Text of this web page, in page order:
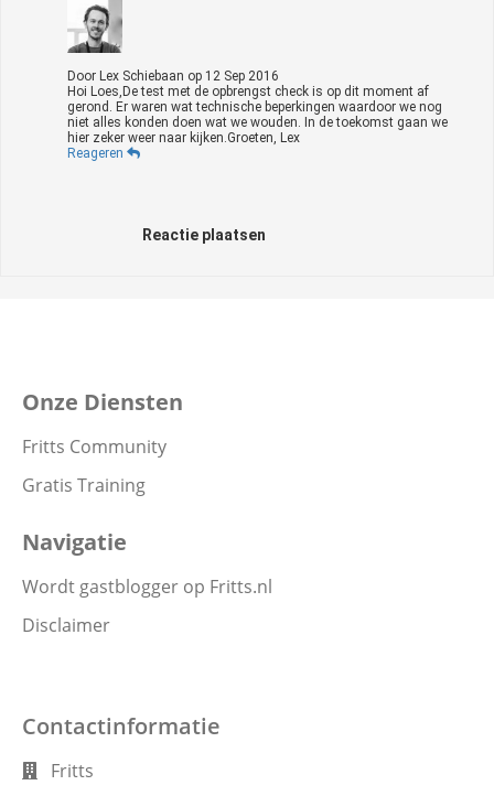
Door Lex Schiebaan op 12 Sep 2016
Hoi Loes,De test met de opbrengst check is op dit moment af
gerond. Er waren wat technische beperkingen waardoor we nog
niet alles konden doen wat we wouden. In de toekomst gaan we
hier zeker weer naar kijken.Groeten, Lex
Reageren
Reactie plaatsen
Onze Diensten
Fritts Community
Gratis Training
Navigatie
Wordt gastblogger op Fritts.nl
Disclaimer
Contactinformatie
Fritts